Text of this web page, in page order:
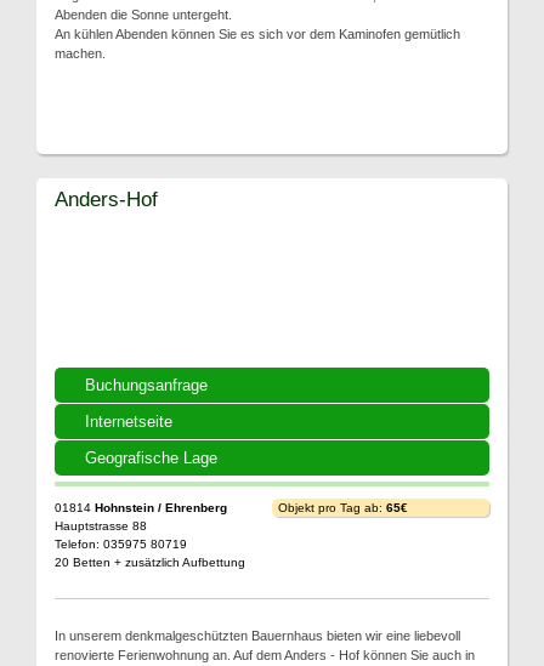
Abenden die Sonne untergeht.
An kühlen Abenden können Sie es sich vor dem Kaminofen gemütlich
machen.
Buchungsanfrage
Internetseite
Geografische Lage
Anders-Hof
01814 Hohnstein / Ehrenberg
Hauptstrasse 88
Telefon: 035975 80719
20 Betten + zusätzlich Aufbettung
Objekt pro Tag ab: 65€
In unserem denkmalgeschützten Bauernhaus bieten wir eine liebevoll
renovierte Ferienwohnung an. Auf dem Anders - Hof können Sie auch in